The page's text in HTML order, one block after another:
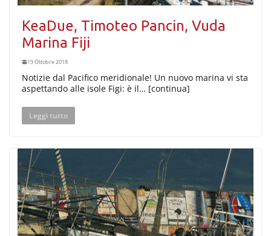
KeaDue, Timoteo Pancin, Vuda
Marina Fiji
19 Ottobre 2018
Notizie dal Pacifico meridionale! Un nuovo marina vi sta
aspettando alle isole Figi: è il… [continua]
Leggi tutto